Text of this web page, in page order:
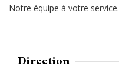
Notre équipe à votre service.
Direction